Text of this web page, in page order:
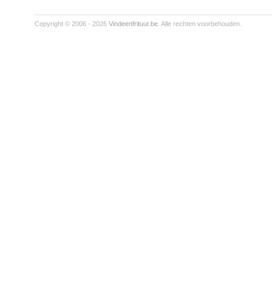
Copyright © 2006 - 2026 Vindeenfrituur.be . Alle rechten voorbehouden.